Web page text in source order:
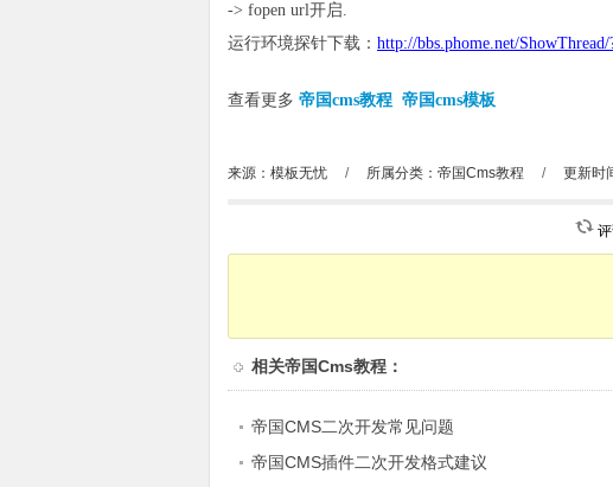
-> fopen url开启.
运行环境探针下载： http://bbs.phome.net/
查看更多 帝国cms教程 帝国cms模板
来源：模板无忧 / 所属分类： 帝国Cms教程 / 更新时
评
相关帝国Cms教程 ：
帝国CMS二次开发常见问题
帝国CMS插件二次开发格式建议